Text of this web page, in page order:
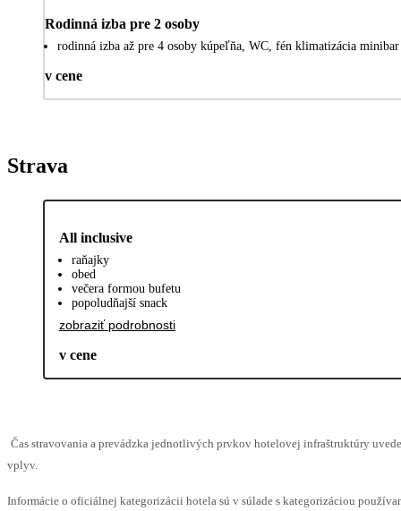
Rodinná izba pre 2 osoby
rodinná izba až pre 4 osoby kúpeľňa, WC, fén klimatizácia
v cene
Strava
All inclusive
raňajky
obed
večera formou bufetu
popoludňajší snack
zobraziť podrobnosti
v cene
Čas stravovania a prevádzka jednotlivých prvkov hotelovej infraštruktúry
vplyv.
Informácie o oficiálnej kategorizácii hotela sú v súlade s kategorizáciou